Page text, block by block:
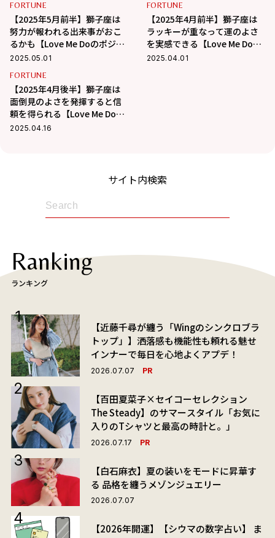
FORTUNE
【2025年5月前半】獅子座は
努力が報われる出来事がおこ
るかも【Love Me Doのポジテ
ィブ星占い】
2025.05.01
FORTUNE
【2025年4月前半】獅子座は
ラッキーが重なって運のよさ
を実感できる【Love Me Doの
ポジティブ星占い】
2025.04.01
FORTUNE
【2025年4月後半】獅子座は
面倒見のよさを発揮すると信
頼を得られる【Love Me Doの
ポジティブ星占い】
2025.04.16
サイト内検索
Ranking
ランキング
【近藤千尋が纏う「Wingのシンクロブラ
トップ」】洒落感も機能性も頼れる魅せ
インナーで毎日を心地よくアプデ！
2026.07.07 PR
【百田夏菜子×セイコーセレクション
The Steady】のサマースタイル「お気に
入りのTシャツと最高の時計と。」
2026.07.17 PR
【白石麻衣】夏の装いをモードに昇華す
る 品格を纏うメゾンジュエリー
2026.07.07
【2026年開運】【シウマの数字占い】 ま